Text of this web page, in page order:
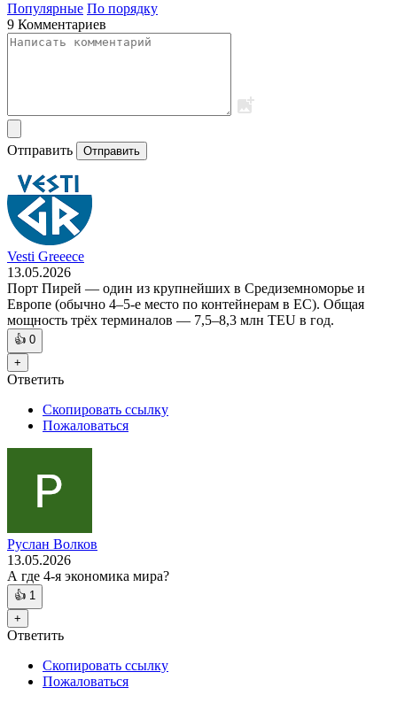
Популярные По порядку
9 Комментариев
Отправить Отправить
Vesti Greeece
13.05.2026
Порт Пирей — один из крупнейших в Средиземноморье и
Европе (обычно 4–5-е место по контейнерам в ЕС). Общая
мощность трёх терминалов — 7,5–8,3 млн TEU в год.
👍 0
+
Ответить
Скопировать ссылку
Пожаловаться
Руслан Волков
13.05.2026
А где 4-я экономика мира?
👍 1
+
Ответить
Скопировать ссылку
Пожаловаться